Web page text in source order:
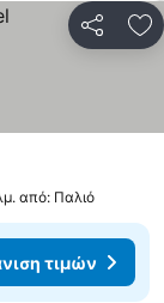
από: Παλιό
τιμών